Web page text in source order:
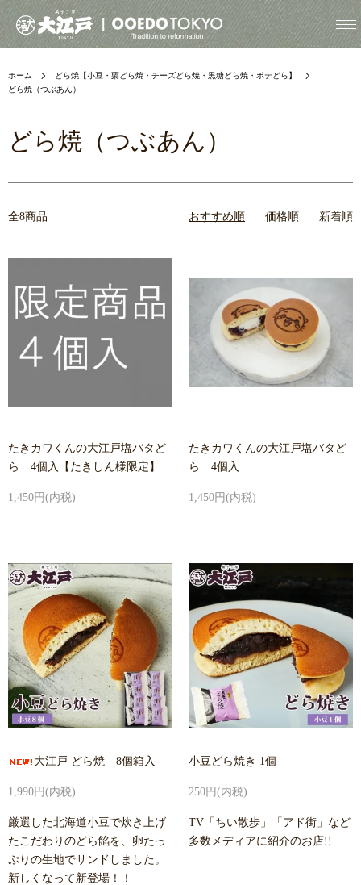
ホーム
どら焼【小豆・栗どら焼・チーズどら焼・黒糖どら焼・ポテどら】
どら焼（つぶあん）
どら焼（つぶあん）
全8商品 おすすめ順 価格順 新着順
たきカワくんの大江戸塩バタど
ら 4個入【たきしん様限定】
1,450円(内税)
たきカワくんの大江戸塩バタど
ら 4個入
1,450円(内税)
大江戸 どら焼 8個箱入
1,990円(内税)
厳選した北海道小豆で炊き上げ
たこだわりのどら餡を、卵たっ
ぷりの生地でサンドしました。
新しくなって新登場！！
小豆どら焼き 1個
250円(内税)
TV「ちい散歩」「アド街」など
多数メディアに紹介のお店!!